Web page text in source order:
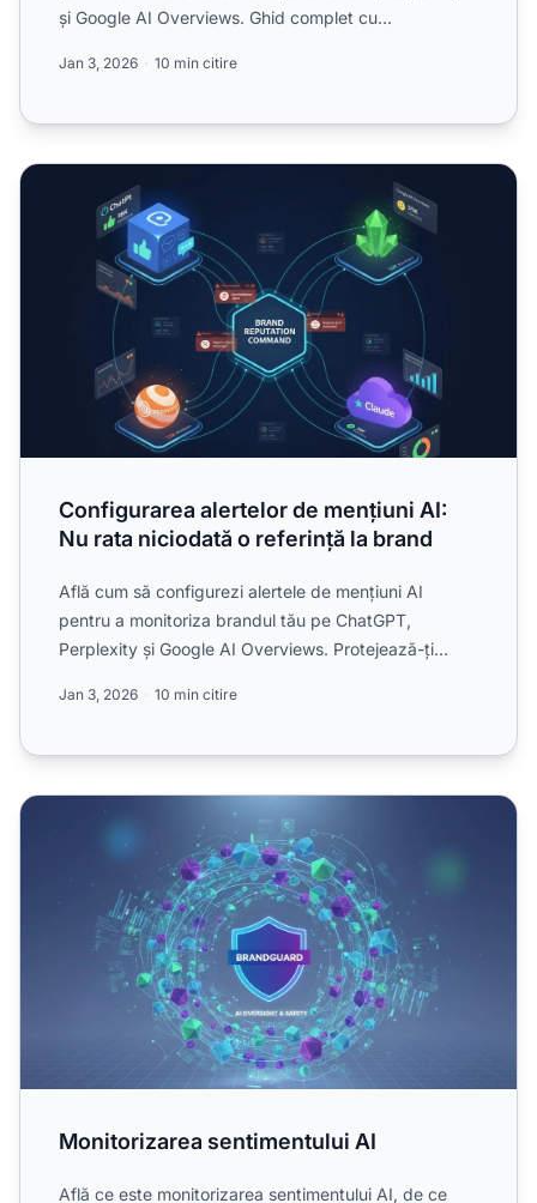
și Google AI Overviews. Ghid complet cu
Jan 3, 2026 10 min citire
Configurarea alertelor de mențiuni AI: Nu rata niciodată o
Configurarea alertelor de mențiuni AI:
Nu rata niciodată o referință la brand
Află cum să configurezi alertele de mențiuni AI
pentru a monitoriza brandul tău pe ChatGPT,
Perplexity și Google AI Overviews. Protejează-ți
Jan 3, 2026 10 min citire
Monitorizarea sentimentului AI
Monitorizarea sentimentului AI
Află ce este monitorizarea sentimentului AI, de ce